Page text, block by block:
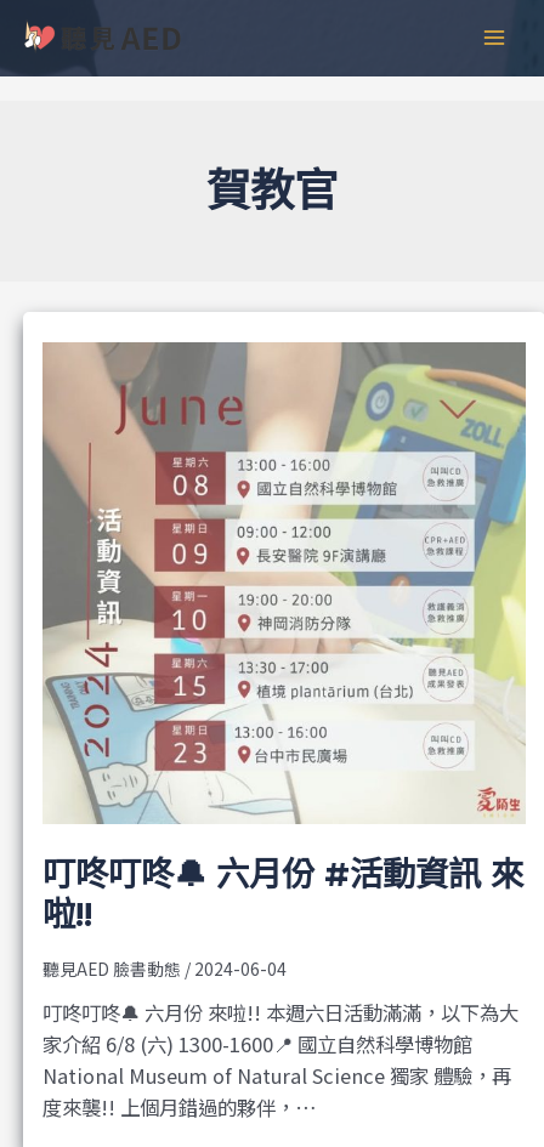
主
賀教官
叮咚叮咚🔔 六月份 #活動資訊 來
啦!!
聽見AED 臉書動態 / 2024-06-04
叮咚叮咚🔔 六月份 來啦!! 本週六日活動滿滿，以下為大
家介紹 6/8 (六) 1300-1600📍 國立自然科學博物館
National Museum of Natural Science 獨家 體驗，再
度來襲!! 上個月錯過的夥伴，…
彙
整